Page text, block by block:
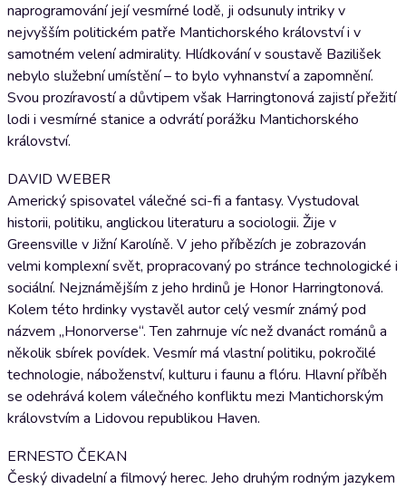
naprogramování její vesmírné lodě, ji odsunuly intriky v
nejvyšším politickém patře Mantichorského království i v
samotném velení admirality. Hlídkování v soustavě Bazilišek
nebylo služební umístění – to bylo vyhnanství a zapomnění.
Svou prozíravostí a důvtipem však Harringtonová zajistí přežití
lodi i vesmírné stanice a odvrátí porážku Mantichorského
království.
DAVID WEBER
Americký spisovatel válečné sci-fi a fantasy. Vystudoval
historii, politiku, anglickou literaturu a sociologii. Žije v
Greensville v Jižní Karolíně. V jeho příbězích je zobrazován
velmi komplexní svět, propracovaný po stránce technologické i
sociální. Nejznámějším z jeho hrdinů je Honor Harringtonová.
Kolem této hrdinky vystavěl autor celý vesmír známý pod
názvem „Honorverse“. Ten zahrnuje víc než dvanáct románů a
několik sbírek povídek. Vesmír má vlastní politiku, pokročilé
technologie, náboženství, kulturu i faunu a flóru. Hlavní příběh
se odehrává kolem válečného konfliktu mezi Mantichorským
královstvím a Lidovou republikou Haven.
ERNESTO ČEKAN
Český divadelní a filmový herec. Jeho druhým rodným jazykem